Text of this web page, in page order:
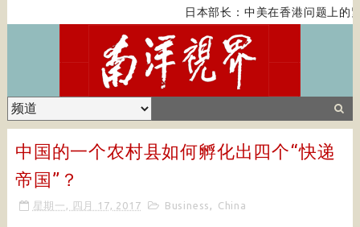
日本部长：中美在香港问题上的
中国的一个农村县如何孵化出四个“快递
帝国”？
星期一, 四月 17, 2017 Business , China